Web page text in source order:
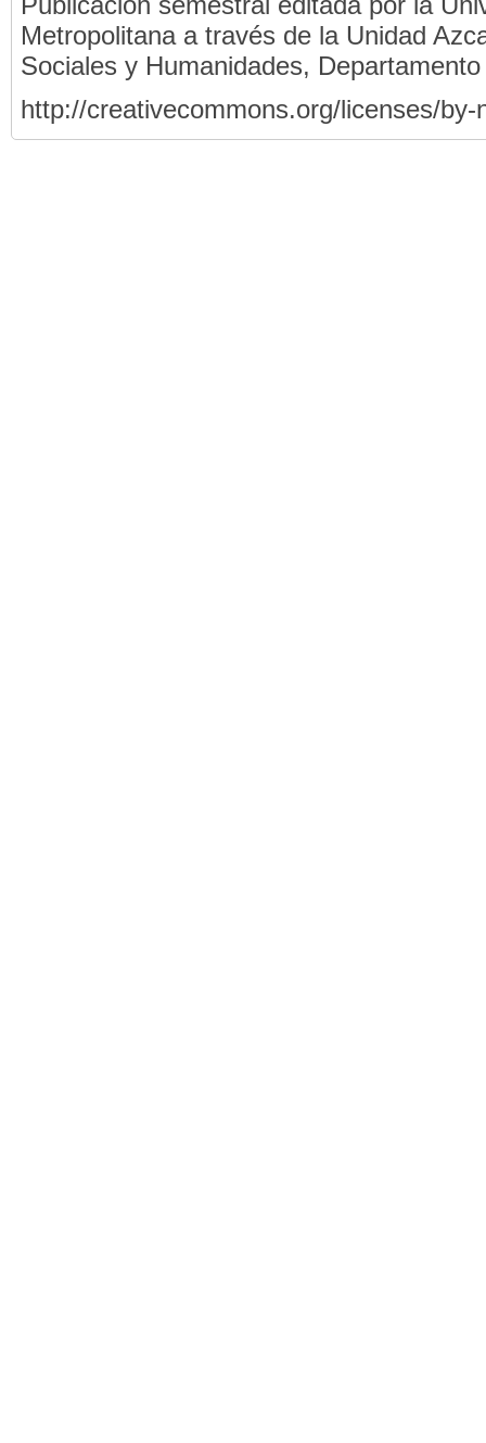
Metropolitana a través de la Unidad
Sociales y Humanidades,
http://creativecommons.org/licenses/by-